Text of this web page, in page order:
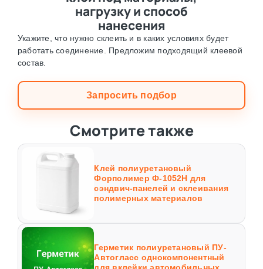
нагрузку и способ
нанесения
Укажите, что нужно склеить и в каких условиях будет
работать соединение. Предложим подходящий клеевой
состав.
Запросить подбор
Смотрите также
Клей полиуретановый
Форполимер Ф-1052Н для
сэндвич-панелей и склеивания
полимерных материалов
Герметик полиуретановый ПУ-
Автогласс однокомпонентный